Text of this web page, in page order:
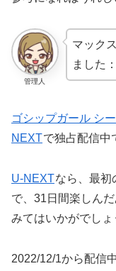
管理人
マック
ました：
ゴシップガール シ
NEXTで独占配信中
U-NEXTなら、最初
で、31日間楽しん
みてはいかがでしょ
2022/12/1から配信